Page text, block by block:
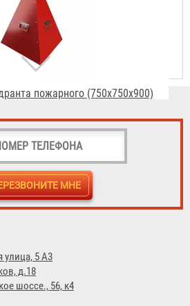
пожарного (750х750х900)
пожарного (500х500х500)
1 407 ₽
улица, 5 А3
д.18
шоссе., 56, к4